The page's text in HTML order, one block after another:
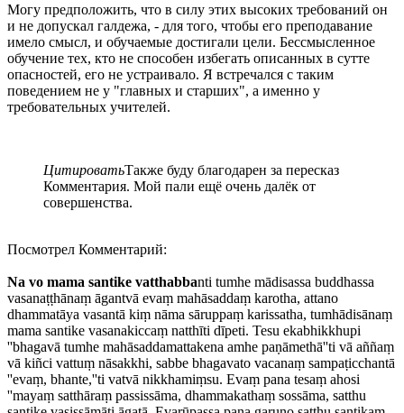
Могу предположить, что в силу этих высоких требований он
и не допускал галдежа, - для того, чтобы его преподавание
имело смысл, и обучаемые достигали цели. Бессмысленное
обучение тех, кто не способен избегать описанных в сутте
опасностей, его не устраивало. Я встречался с таким
поведением не у "главных и старших", а именно у
требовательных учителей.
ЦитироватьТакже буду благодарен за пересказ
Комментария. Мой пали ещё очень далёк от
совершенства.
Посмотрел Комментарий:
Na vo mama santike vatthabbanti tumhe mādisassa buddhassa
vasanaṭṭhānaṃ āgantvā evaṃ mahāsaddaṃ karotha, attano
dhammatāya vasantā kiṃ nāma sāruppaṃ karissatha, tumhādisānaṃ
mama santike vasanakiccaṃ natthīti dīpeti. Tesu ekabhikkhupi
''bhagavā tumhe mahāsaddamattakena amhe paṇāmethā''ti vā aññaṃ
vā kiñci vattuṃ nāsakkhi, sabbe bhagavato vacanaṃ sampaṭicchantā
''evaṃ, bhante,''ti vatvā nikkhamiṃsu. Evaṃ pana tesaṃ ahosi
''mayaṃ satthāraṃ passissāma, dhammakathaṃ sossāma, satthu